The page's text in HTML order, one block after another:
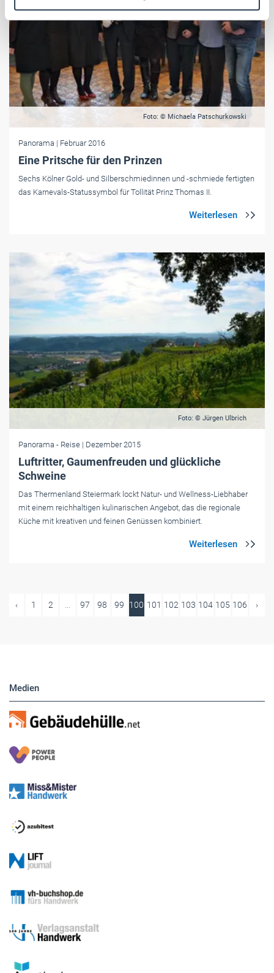
Weitere Informationen:Impressum Datenschutz
Foto: © Michaela Patschurkowski
Panorama | Februar 2016
Eine Pritsche für den Prinzen
Sechs Kölner Gold- und Silberschmiedinnen und -schmiede fertigten
das Karnevals-Statussymbol für Tollität Prinz Thomas II.
Foto: © Jürgen Ulbrich
Panorama - Reise | Dezember 2015
Luftritter, Gaumenfreuden und glückliche
Schweine
Das Thermenland Steiermark lockt Natur- und Wellness-Liebhaber
mit einem reichhaltigen kulinarischen Angebot, das die regionale
Küche mit kreativen und feinen Genüssen kombiniert.
‹ 1 2 ... 97 98 99 100 101 102 103 104 105 106 ›
Medien